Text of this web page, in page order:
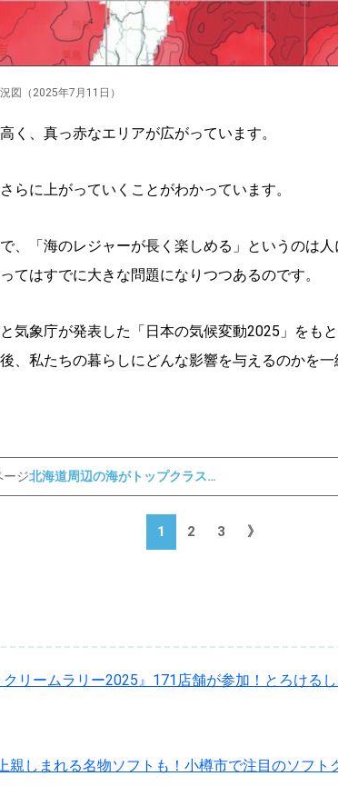
図（2025年7月11日）
く、真っ赤なエリアが広がっています。
らに上がっていくことがわかっています。
、「海のレジャーが長く楽しめる」というのは人
てはすでに大きな問題になりつつあるのです。
気象庁が発表した「日本の気候変動2025」をも
、私たちの暮らしにどんな影響を与えるのかを一
ージ北海道周辺の海がトップクラス…
1 2 3 》
クリームラリー2025』171店舗が参加！とろける
親しまれる名物ソフトも！小樽市で注目のソフ